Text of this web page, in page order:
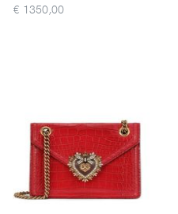
€ 1350,00